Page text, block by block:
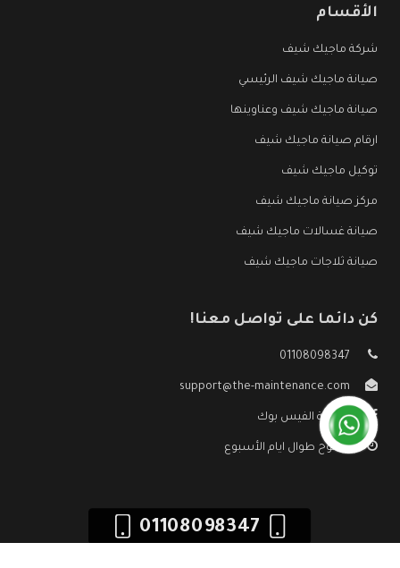
الأقسام
شركة ماجيك شيف
صيانة ماجيك شيف الرئيسي
صيانة ماجيك شيف وعناوينها
ارقام صيانة ماجيك شيف
توكيل ماجيك شيف
مركز صيانة ماجيك شيف
صيانة غسالات ماجيك شيف
صيانة ثلاجات ماجيك شيف
كن دائما على تواصل معنا!
01108098347
support@the-maintenance.com
صفحة الفيس بوك
مفتوح طوال ايام الأسبوع
01108098347